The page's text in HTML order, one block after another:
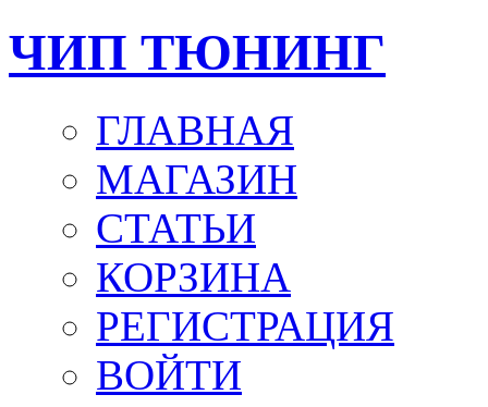
ЧИП ТЮНИНГ
ГЛАВНАЯ
МАГАЗИН
СТАТЬИ
КОРЗИНА
РЕГИСТРАЦИЯ
ВОЙТИ